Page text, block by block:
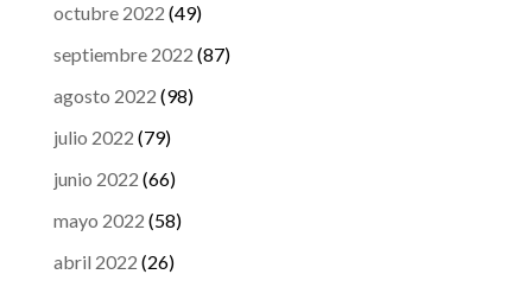
octubre 2022 (49)
septiembre 2022 (87)
agosto 2022 (98)
julio 2022 (79)
junio 2022 (66)
mayo 2022 (58)
abril 2022 (26)